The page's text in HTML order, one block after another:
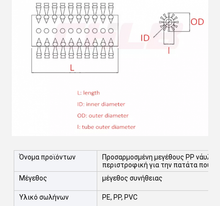
Όνομα προϊόντων
Προσαρμοσμένη μεγέθους PP
περιστροφική για την πατάτα που
Μέγεθος
μέγεθος συνήθειας
Υλικό σωλήνων PE, PP, PVC